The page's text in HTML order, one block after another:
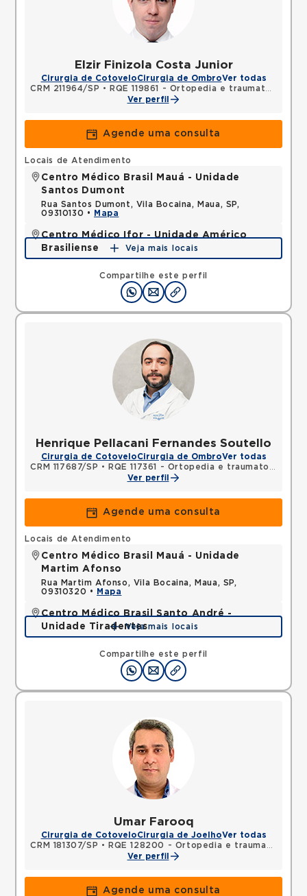
Elzir Finizola Costa Junior
Cirurgia de CotoveloCirurgia de OmbroVer todas
CRM 211964/SP •
RQE 119861 - Ortopedia e traumatologia
Ver perfil
Agende uma consulta
Compartilhe este perfil
Locais de Atendimento
Centro Médico Brasil Mauá - Unidade
Santos Dumont
Rua Santos Dumont, Vila Bocaina, Maua, SP,
09310130 •
Mapa
Centro Médico Ifor - Unidade Américo
Brasiliense
Rua Americo Brasiliense, Centro, Sao Bernardo do
Campo, SP, 09715021 •
Mapa
Veja mais locais
Henrique Pellacani Fernandes Soutello
Cirurgia de CotoveloCirurgia de OmbroVer todas
CRM 117687/SP •
RQE 117361 - Ortopedia e traumatologia
Ver perfil
Agende uma consulta
Compartilhe este perfil
Locais de Atendimento
Centro Médico Brasil Mauá - Unidade
Martim Afonso
Rua Martim Afonso, Vila Bocaina, Maua, SP,
09310320 •
Mapa
Centro Médico Brasil Santo André -
Unidade Tiradentes
Rua Tiradentes, Vila Dora, Santo Andre, SP,
09030560 •Mapa
Veja mais locais
Umar Farooq
Cirurgia de CotoveloCirurgia de JoelhoVer todas
CRM 181307/SP •
RQE 128200 - Ortopedia e traumatologia
Ver perfil
Agende uma consulta